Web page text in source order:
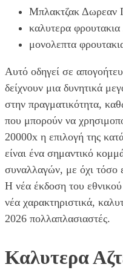
Μπλακτζακ Δωρεαν
καλυτερα
μονολεπτα
Αυτό οδηγεί σε
δείχνουν μια δυνητικά
στην πραγματικότητα,
που μπορούν να
20000x η επιλογή της
είναι ένα σημαντικό
συναλλαγών, με όχι τόσο
Η νέα έκδοση του
νέα χαρακτηριστικά,
2026 πολλαπλασιαστές.
Καλυτερα